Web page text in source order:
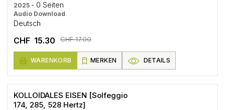
2025 - 0 Seiten
Audio Download
Deutsch
CHF 15.30 CHF 17.00
WARENKORB MERKEN DETAILS
KOLLOIDALES EISEN [Solfeggio
174, 285, 528 Hertz]